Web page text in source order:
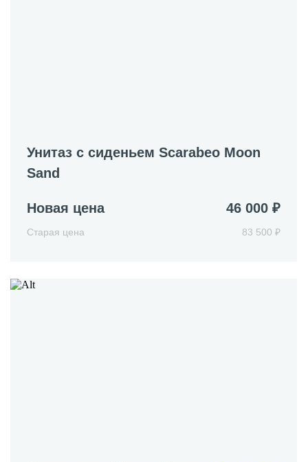
Унитаз с сиденьем Scarabeo Moon
Sand
Новая цена 46 000 ₽
Старая цена 83 500 ₽